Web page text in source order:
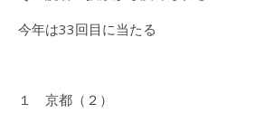
今年は33回目に当たる
１ 京都（２）